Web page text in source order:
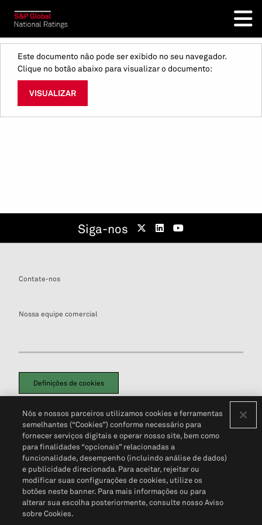
Este documento não pode ser exibido no seu navegador.
Clique no botão abaixo para visualizar o documento:
VISUALIZAR
Siga-nos
Contate-nos
Nossa equipe comercial
Definições de cookies
Política de PrivacidadePortal de privacidade do cliente (em inglês)
Não Venda Minhas Informações Pessoais© 2026 S&P Global
Nós e nossos parceiros utilizamos cookies e ferramentas
semelhantes (“Cookies”) conforme necessário para
fornecer serviços digitais e operar nosso site, bem como
para finalidades “opcionais” relacionadas a
funcionalidade, desempenho (incluindo análise de dados)
e publicidade direcionada. Para aceitar, rejeitar ou
modificar suas configurações de cookies, utilize os
botões neste banner. Para mais informações ou para
alterar sua escolha posteriormente, consulte nosso Aviso
sobre Cookies.